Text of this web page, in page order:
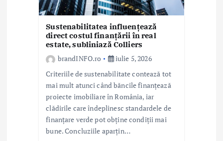
Sustenabilitatea influențează
direct costul finanțării în real
estate, subliniază Colliers
brandINFO.ro
iulie 5, 2026
Criteriile de sustenabilitate contează tot
mai mult atunci când băncile finanțează
proiecte imobiliare în România, iar
clădirile care îndeplinesc standardele de
finanțare verde pot obține condiții mai
bune. Concluziile aparțin…